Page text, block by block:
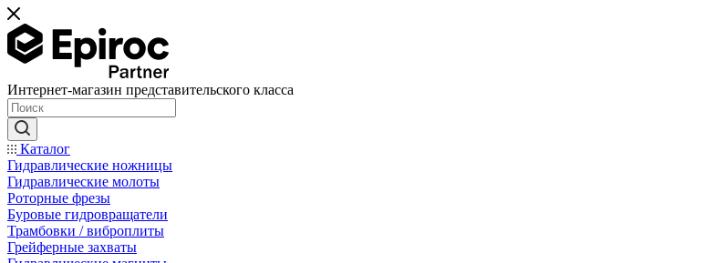
Интернет-магазин представительского класса
Каталог
Гидравлические ножницы
Гидравлические молоты
Роторные фрезы
Буровые гидровращатели
Трамбовки / виброплиты
Грейферные захваты